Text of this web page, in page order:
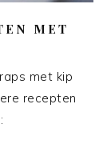
MET
met kip
recepten